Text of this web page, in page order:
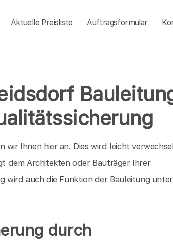
Aktuelle Preisliste Auftragsformular
wir Ihnen hier an. Dies wird leicht
dem Architekten oder Bauträger Ihrer
wird auch die Funktion der Bauleitung
durch